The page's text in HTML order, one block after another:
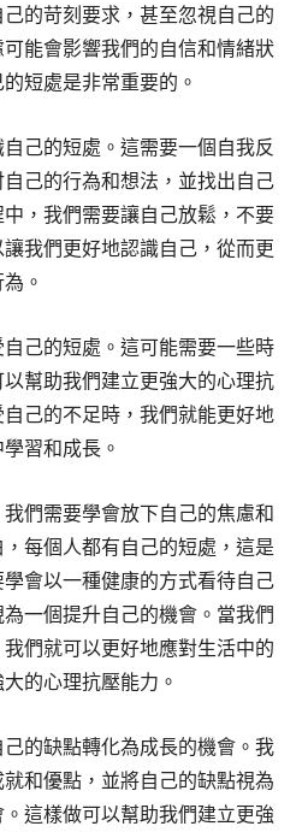
的苛刻要求，甚至忽視自己的
能會影響我們的自信和情緒狀
短處是非常重要的。
己的短處。這需要一個自我反
己的行為和想法，並找出自己
，我們需要讓自己放鬆，不要
我們更好地認識自己，從而更
。
己的短處。這可能需要一些時
幫助我們建立更強大的心理抗
己的不足時，我們就能更好地
習和成長。
們需要學會放下自己的焦慮和
每個人都有自己的短處，這是
會以一種健康的方式看待自己
一個提升自己的機會。當我們
們就可以更好地應對生活中的
的心理抗壓能力。
的缺點轉化為成長的機會。我
和優點，並將自己的缺點視為
這樣做可以幫助我們建立更強